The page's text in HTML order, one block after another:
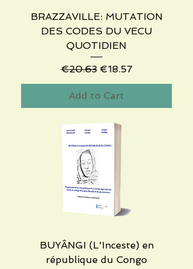
BRAZZAVILLE: MUTATION
DES CODES DU VECU
QUOTIDIEN
Regular Price
€20.63 Sale Price
€18.57
Add to Cart
BUYÂNGI (L'Inceste) en
république du Congo